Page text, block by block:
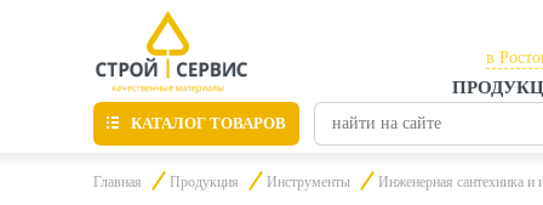
в
в
КАТАЛОГ ТОВАРОВ
Главная Продукция Инструменты Инженерная сантехника и